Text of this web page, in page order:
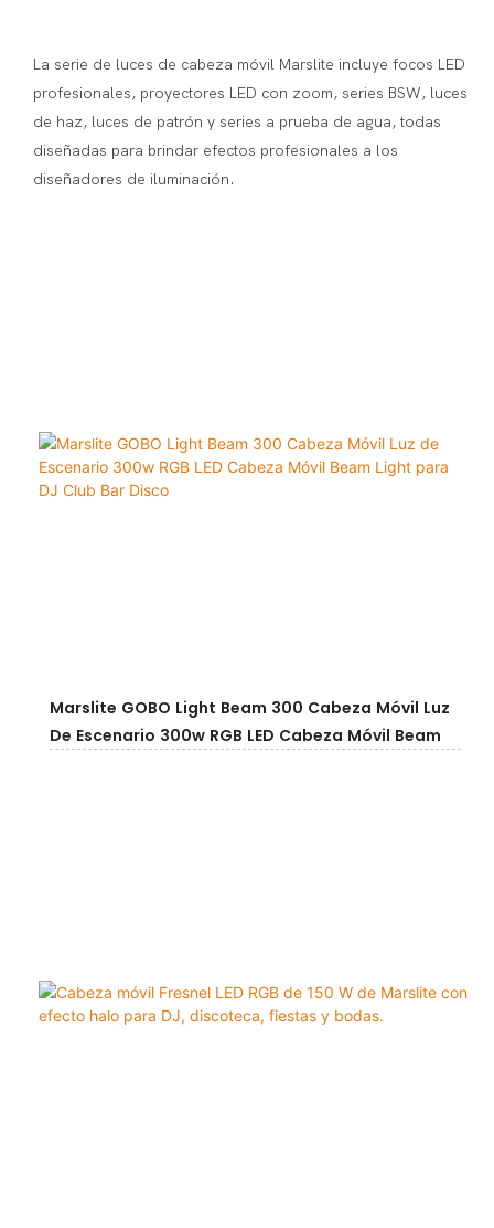
La serie de luces de cabeza móvil Marslite incluye focos LED
profesionales, proyectores LED con zoom, series BSW, luces
de haz, luces de patrón y series a prueba de agua, todas
diseñadas para brindar efectos profesionales a los
diseñadores de iluminación.
Marslite GOBO Light Beam 300 Cabeza Móvil Luz
De Escenario 300w RGB LED Cabeza Móvil Beam